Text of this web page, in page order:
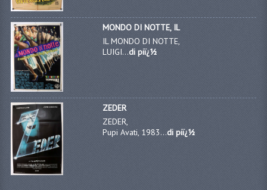
MONDO DI NOTTE, IL
IL MONDO DI NOTTE,
LUIGI...di piï¿½
ZEDER
ZEDER,
Pupi Avati, 1983...di piï¿½